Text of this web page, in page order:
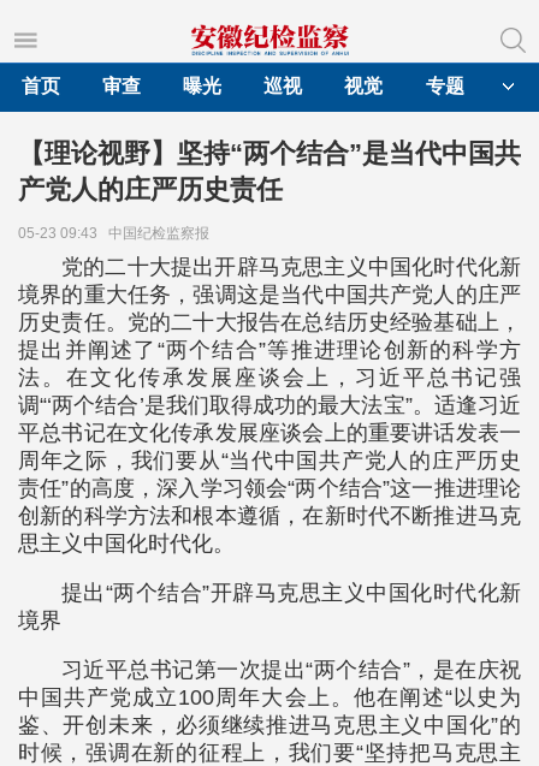
首页
审查 曝光 巡视 视觉 专题
【理论视野】坚持“两个结合”是当代中国共
产党人的庄严历史责任
05-23 09:43 中国纪检监察报
党的二十大提出开辟马克思主义中国化时代化新
境界的重大任务，强调这是当代中国共产党人的庄严
历史责任。党的二十大报告在总结历史经验基础上，
提出并阐述了“两个结合”等推进理论创新的科学方
法。在文化传承发展座谈会上，习近平总书记强
调“‘两个结合’是我们取得成功的最大法宝”。适逢习近
平总书记在文化传承发展座谈会上的重要讲话发表一
周年之际，我们要从“当代中国共产党人的庄严历史
责任”的高度，深入学习领会“两个结合”这一推进理论
创新的科学方法和根本遵循，在新时代不断推进马克
思主义中国化时代化。
提出“两个结合”开辟马克思主义中国化时代化新
境界
习近平总书记第一次提出“两个结合”，是在庆祝
中国共产党成立100周年大会上。他在阐述“以史为
鉴、开创未来，必须继续推进马克思主义中国化”的
时候，强调在新的征程上，我们要“坚持把马克思主